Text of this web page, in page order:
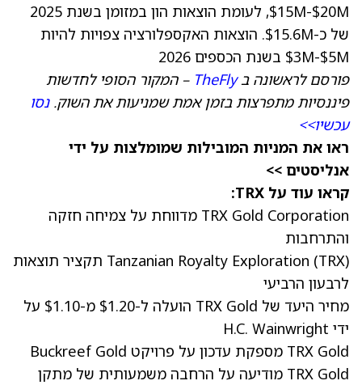
$15M-$20M, לעומת הוצאות הון במזומן בשנת 2025
של כ-$15.6M. הוצאות האקספלורציה צפויות להיות
$3M-$5M בשנת הכספים 2026
פורסם לראשונה בTheFly – המקור הסופי לחדשות
פיננסיות מתפרצות בזמן אמת שמניעות את השוק.נסו
עכשיו>>
ראו את המניות המובילות שמומלצות על ידי
אנליסטים >>
קראו עוד על TRX:
TRX Gold Corporation מדווחת על צמיחה חזקה
והתרחבות
Tanzanian Royalty Exploration (TRX) תקציר תוצאות
לרבעון הרביעי
מחיר היעד של TRX Gold הועלה ל-$1.20 מ-$1.10 על
ידי H.C. Wainwright
TRX Gold מספקת עדכון על פרויקט Buckreef Gold
TRX Gold מודיעה על הרחבה משמעותית של מתקן